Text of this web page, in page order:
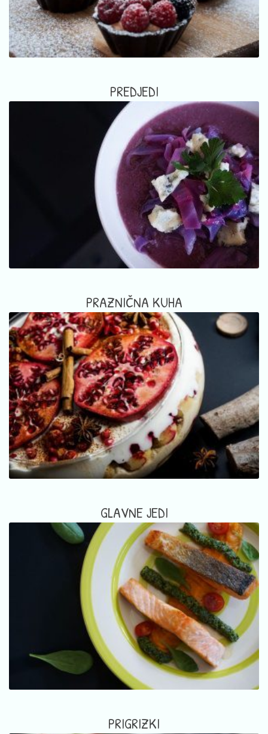
PREDJEDI
PRAZNIČNA KUHA
GLAVNE JEDI
PRIGRIZKI